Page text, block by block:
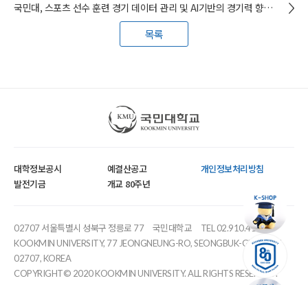
국민대, 스포츠 선수 훈련 경기 데이터 관리 및 AI기반의 경기력 향상 솔루션 기술 개발 사업 성료
목록
국민대학교
대학정보공시 예결산공고
개인정보처리방침
발전기금
개교 80주년
02707 서울특별시 성북구 정릉로 77 국민대학교
TEL 02.910.4114
KOOKMIN UNIVERSITY, 77 JEONGNEUNG-RO, SEONGBUK-GU, SEOUL,
02707, KOREA
COPYRIGHT© 2020 KOOKMIN UNIVERSITY. ALL RIGHTS RESERVED.